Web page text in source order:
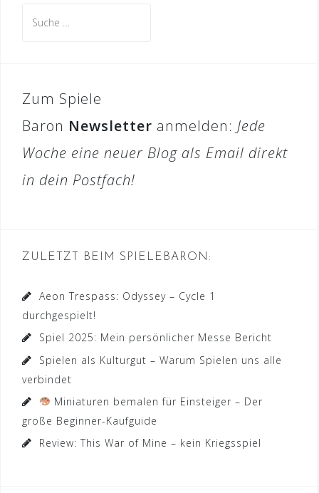
nach:
Zum Spiele
Baron Newsletter anmelden: Jede
Woche eine neuer Blog als Email direkt
in dein Postfach!
ZULETZT BEIM SPIELEBARON:
Aeon Trespass: Odyssey – Cycle 1
durchgespielt!
Spiel 2025: Mein persönlicher Messe Bericht
Spielen als Kulturgut – Warum Spielen uns alle
verbindet
Miniaturen bemalen für Einsteiger – Der
große Beginner-Kaufguide
Review: This War of Mine – kein Kriegsspiel